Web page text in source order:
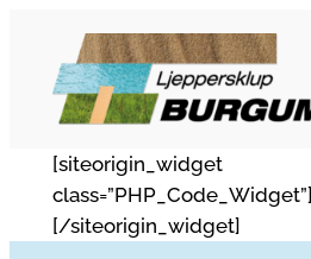
inhoud
[siteorigin_widget
class=”PHP_Code_Widget”]
[/siteorigin_widget]